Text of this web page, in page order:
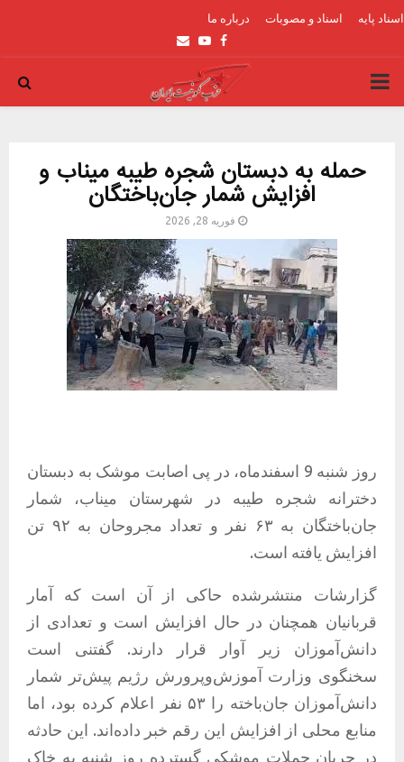
اسناد پایه اسناد و مصوبات درباره ما
Facebook
Youtube
Email
PRIMARY
حمله به دبستان شجره طیبه میناب و
افزایش شمار جان‌باختگان
فوریه 28, 2026
روز شنبه 9 اسفندماه، در پی اصابت موشک به دبستان
دخترانه شجره طیبه در شهرستان میناب، شمار
جان‌باختگان به ۶۳ نفر و تعداد مجروحان به ۹۲ تن
افزایش یافته است.
گزارشات منتشرشده حاکی از آن است که آمار
قربانیان همچنان در حال افزایش است و تعدادی از
دانش‌آموزان زیر آوار قرار دارند. گفتنی است
سخنگوی وزارت آموزش‌وپرورش رژیم پیش‌تر شمار
دانش‌آموزان جان‌باخته را ۵۳ نفر اعلام کرده بود، اما
منابع محلی از افزایش این رقم خبر داده‌اند. این حادثه
در جریان حملات موشکی گسترده روز شنبه به خاک